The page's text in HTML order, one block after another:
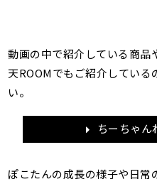
動画の中で紹介している商品
天ROOMでもご紹介してい
い。
ちーちゃん
ぽこたんの成長の様子や日常